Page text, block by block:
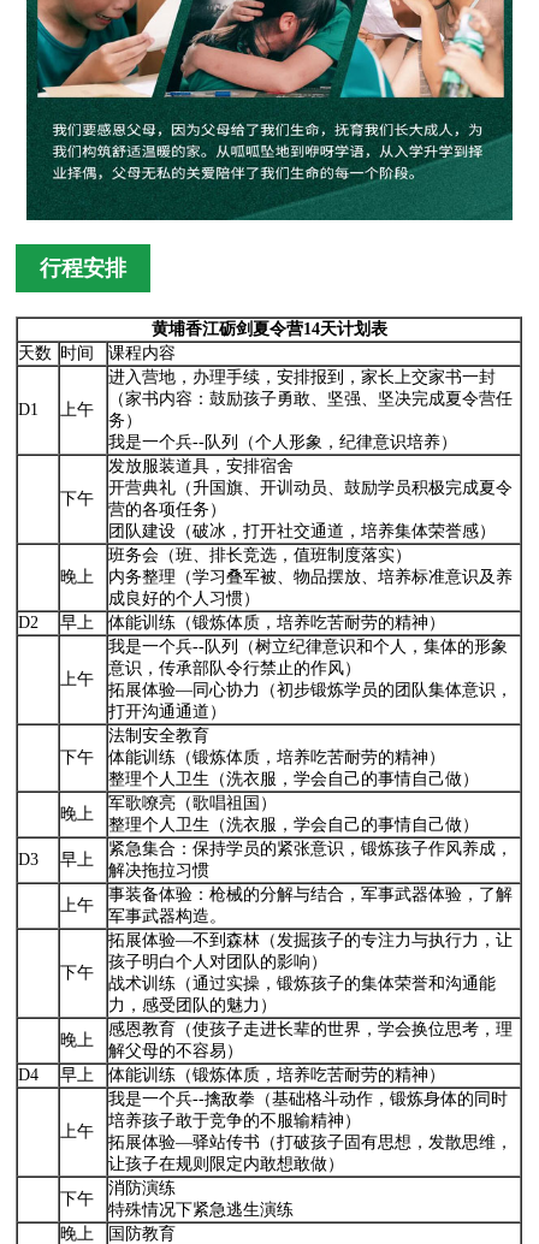
行程安排
黄埔香江砺剑夏令营14天计划表
天数 时间 课程内容
D1 上午
进入营地，办理手续，安排报到，家长上交家书一封
（家书内容：鼓励孩子勇敢、坚强、坚决完成夏令营任
务）
我是一个兵--队列（个人形象，纪律意识培养）
下午
发放服装道具，安排宿舍
开营典礼（升国旗、开训动员、鼓励学员积极完成夏令
营的各项任务）
团队建设（破冰，打开社交通道，培养集体荣誉感）
晚上
班务会（班、排长竞选，值班制度落实）
内务整理（学习叠军被、物品摆放、培养标准意识及养
成良好的个人习惯）
D2
早上 体能训练（锻炼体质，培养吃苦耐劳的精神）
上午
我是一个兵--队列（树立纪律意识和个人，集体的形象
意识，传承部队令行禁止的作风）
拓展体验—同心协力（初步锻炼学员的团队集体意识，
打开沟通通道）
下午
法制安全教育
体能训练（锻炼体质，培养吃苦耐劳的精神）
整理个人卫生（洗衣服，学会自己的事情自己做）
晚上
军歌嘹亮（歌唱祖国）
整理个人卫生（洗衣服，学会自己的事情自己做）
D3
早上
紧急集合：保持学员的紧张意识，锻炼孩子作风养成，
解决拖拉习惯
上午
事装备体验：枪械的分解与结合，军事武器体验，了解
军事武器构造。
下午
拓展体验—不到森林（发掘孩子的专注力与执行力，让
孩子明白个人对团队的影响）
战术训练（通过实操，锻炼孩子的集体荣誉和沟通能
力，感受团队的魅力）
晚上
感恩教育（使孩子走进长辈的世界，学会换位思考，理
解父母的不容易）
D4
早上 体能训练（锻炼体质，培养吃苦耐劳的精神）
上午
我是一个兵--擒敌拳（基础格斗动作，锻炼身体的同时
培养孩子敢于竞争的不服输精神）
拓展体验—驿站传书（打破孩子固有思想，发散思维，
让孩子在规则限定内敢想敢做）
下午
消防演练
特殊情况下紧急逃生演练
晚上
国防教育